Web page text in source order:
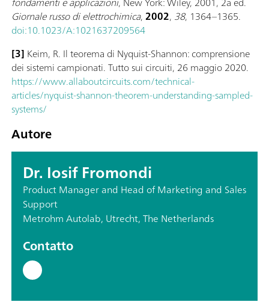
Giornale russo di elettrochimica,2002, 38, 1364–1365.
doi:10.1023/A:1021637209564
[3] Keim, R. Il teorema di Nyquist-Shannon: comprensione
dei sistemi campionati. Tutto sui circuiti, 26 maggio 2020.
https://www.allaboutcircuits.com/technical-
articles/nyquist-shannon-theorem-understanding-sampled-
systems/
Autore
Dr. Iosif Fromondi
Product Manager and Head of Marketing and Sales
Support
Metrohm Autolab, Utrecht, The Netherlands
Contatto